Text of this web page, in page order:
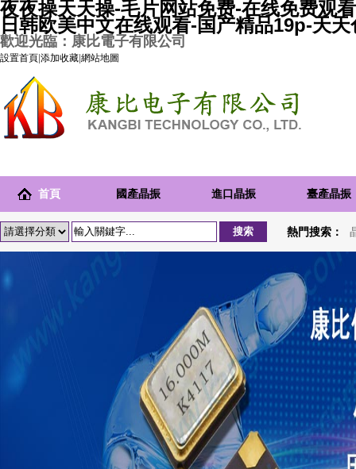
夜夜操天天操-毛片网站免费-在线免费观
日韩欧美中文在线观看-国产精品19p-天
歡迎光臨：康比電子有限公司
設置首頁 添加收藏 網站地圖
首頁 國產晶振 進口晶振 臺產晶振
熱門搜索：